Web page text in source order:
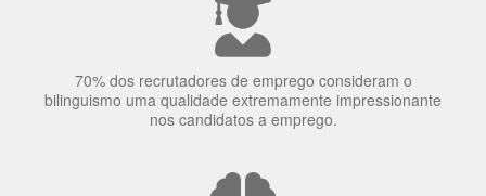
70% dos recrutadores de emprego consideram o
bilinguismo uma qualidade extremamente impressionante
nos candidatos a emprego.